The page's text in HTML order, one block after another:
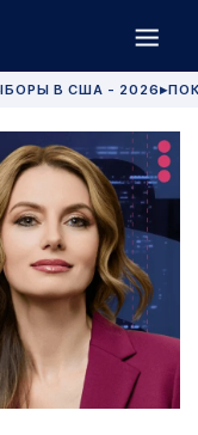
В США - 2026 ▶